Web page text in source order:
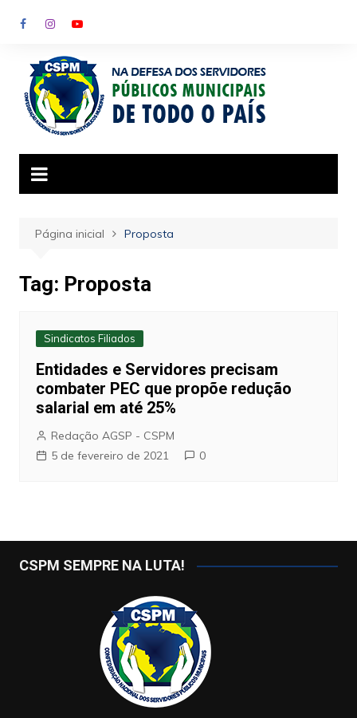
para
conteúdo
Página inicial Proposta
Tag: Proposta
Sindicatos Filiados
Entidades e Servidores precisam
combater PEC que propõe redução
salarial em até 25%
Redação AGSP - CSPM
5 de fevereiro de 2021
0
CSPM SEMPRE NA LUTA!